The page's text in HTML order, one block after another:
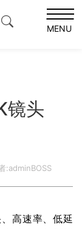
MENU
镜头
:adminBOSS
高速率、低延